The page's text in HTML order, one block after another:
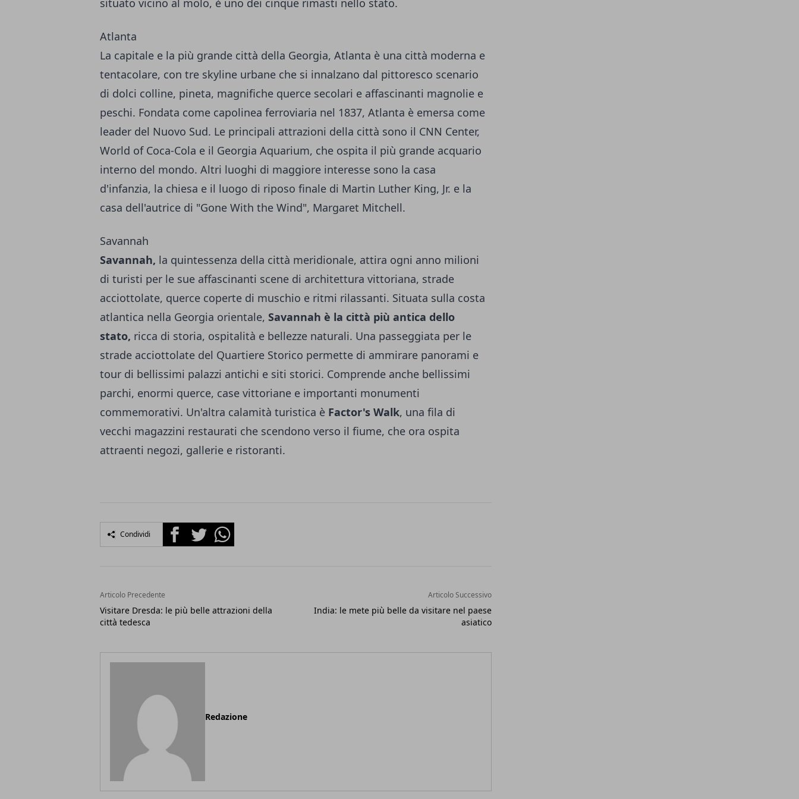
situato vicino al molo, è uno dei cinque rimasti nello stato.
Atlanta
La capitale e la più grande città della Georgia, Atlanta è una città moderna e
tentacolare, con tre skyline urbane che si innalzano dal pittoresco scenario
di dolci colline, pineta, magnifiche querce secolari e affascinanti magnolie e
peschi. Fondata come capolinea ferroviaria nel 1837, Atlanta è emersa come
leader del Nuovo Sud. Le principali attrazioni della città sono il CNN Center,
World of Coca-Cola e il Georgia Aquarium, che ospita il più grande acquario
interno del mondo. Altri luoghi di maggiore interesse sono la casa
d'infanzia, la chiesa e il luogo di riposo finale di Martin Luther King, Jr. e la
casa dell'autrice di "Gone With the Wind", Margaret Mitchell.
Savannah
Savannah, la quintessenza della città meridionale, attira ogni anno milioni
di turisti per le sue affascinanti scene di architettura vittoriana, strade
acciottolate, querce coperte di muschio e ritmi rilassanti. Situata sulla costa
atlantica nella Georgia orientale, Savannah è la città più antica dello
stato, ricca di storia, ospitalità e bellezze naturali. Una passeggiata per le
strade acciottolate del Quartiere Storico permette di ammirare panorami e
tour di bellissimi palazzi antichi e siti storici. Comprende anche bellissimi
parchi, enormi querce, case vittoriane e importanti monumenti
commemorativi. Un'altra calamità turistica è Factor's Walk, una fila di
vecchi magazzini restaurati che scendono verso il fiume, che ora ospita
attraenti negozi, gallerie e ristoranti.
Condividi FacebookTwitterWhatsapp
Articolo Precedente
Visitare Dresda: le più belle attrazioni della
città tedesca
Articolo Successivo
India: le mete più belle da visitare nel paese
asiatico
Redazione